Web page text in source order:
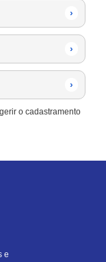
›
›
›
o cadastramento
e